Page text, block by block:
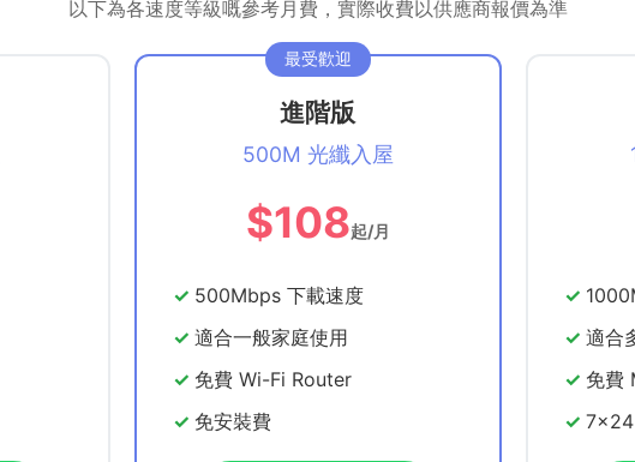
以下為各速度等級嘅參考月費，實際收費以供應商報價為準
進階版
500M 光纖入屋
$108起/月
500Mbps 下載速度
適合一般家庭使用
免費 Wi-Fi Router
免安裝費
適合
免費
7x24